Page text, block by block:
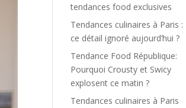
tendances food exclusives
Tendances culinaires à Paris :
ce détail ignoré aujourd’hui ?
Tendance Food République:
Pourquoi Crousty et Swicy
explosent ce matin ?
Tendances culinaires à Paris